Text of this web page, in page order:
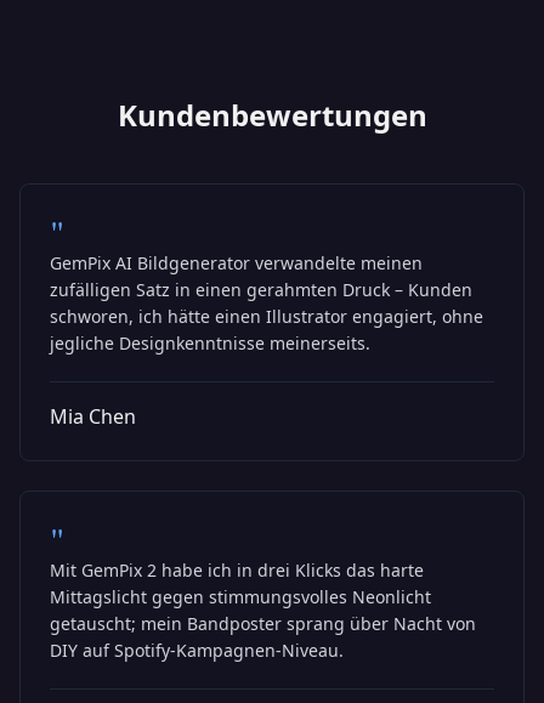
Kundenbewertungen
"
GemPix AI Bildgenerator verwandelte meinen
zufälligen Satz in einen gerahmten Druck – Kunden
schworen, ich hätte einen Illustrator engagiert, ohne
jegliche Designkenntnisse meinerseits.
Mia Chen
"
Mit GemPix 2 habe ich in drei Klicks das harte
Mittagslicht gegen stimmungsvolles Neonlicht
getauscht; mein Bandposter sprang über Nacht von
DIY auf Spotify-Kampagnen-Niveau.